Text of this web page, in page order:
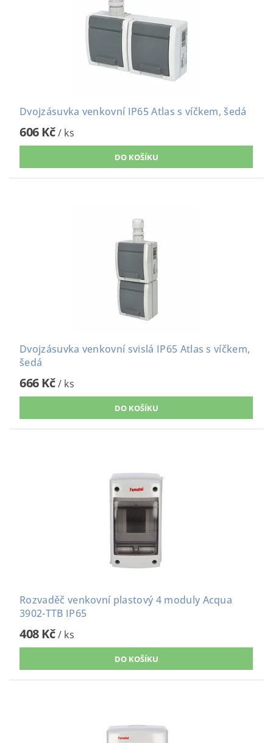
Dvojzásuvka venkovní IP65 Atlas s víčkem, šedá
606 Kč/ ks
Dvojzásuvka venkovní svislá IP65 Atlas s víčkem,
šedá
666 Kč/ ks
Rozvaděč venkovní plastový 4 moduly Acqua
3902-TTB IP65
408 Kč/ ks